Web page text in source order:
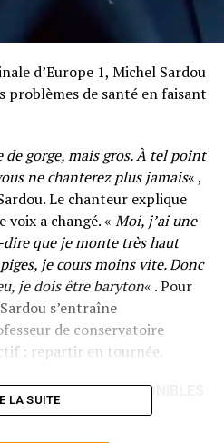
d’Europe 1, Michel Sardou
problèmes de santé en faisant
de gorge, mais gros. À tel point
ne chanterez plus jamais« ,
Le chanteur explique
voix a changé. « Moi, j’ai une
dire que je monte très haut
je cours moins vite. Donc
je dois être baryton« . Pour
s’entraîne
de conservatoire
: repartir en tournée.
SARDOUSONT DISPONIBLES
AMAZON
LA SUITE